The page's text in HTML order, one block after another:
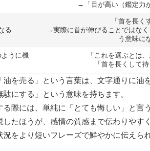
→「目が高い（鑑定力
る
「首を長く
→実際に首が伸びることではな
う意味に
うに機
「これを選ぶとは
「首を長くして待
を売る」という言葉は、文字通りに油
にする」という意味を持ちます。
際には、単純に「とても悔しい」と言
したほうが、感情の質感まで伝わりやす
をより短いフレーズで鮮やかに伝えら